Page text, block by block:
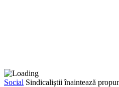
Social Sindicaliştii înaintează